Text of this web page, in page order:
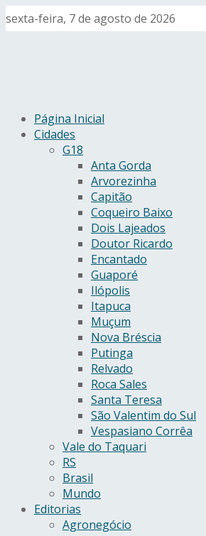
sexta-feira, 7 de agosto de 2026
Página Inicial
Cidades
G18
Anta Gorda
Arvorezinha
Capitão
Coqueiro Baixo
Dois Lajeados
Doutor Ricardo
Encantado
Guaporé
Ilópolis
Itapuca
Muçum
Nova Bréscia
Putinga
Relvado
Roca Sales
Santa Teresa
São Valentim do Sul
Vespasiano Corrêa
Vale do Taquari
RS
Brasil
Mundo
Editorias
Agronegócio